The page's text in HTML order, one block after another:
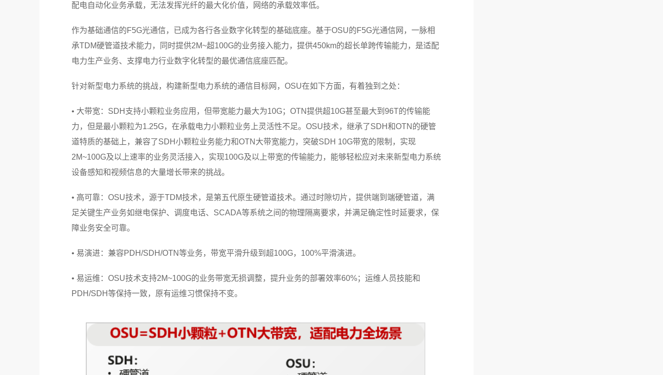
配电自动化业务承载，无法发挥光纤的最大化价值，网络的承载效率低。
作为基础通信的F5G光通信，已成为各行各业数字化转型的基础底座。基于OSU的F5G光通信网，一脉相
承TDM硬管道技术能力，同时提供2M~超100G的业务接入能力，提供450km的超长单跨传输能力，是适配
电力生产业务、支撑电力行业数字化转型的最优通信底座匹配。
针对新型电力系统的挑战，构建新型电力系统的通信目标网，OSU在如下方面，有着独到之处：
• 大带宽：SDH支持小颗粒业务应用，但带宽能力最大为10G；OTN提供超10G甚至最大到96T的传输能
力，但是最小颗粒为1.25G，在承载电力小颗粒业务上灵活性不足。OSU技术，继承了SDH和OTN的硬管
道特质的基础上，兼容了SDH小颗粒业务能力和OTN大带宽能力，突破SDH 10G带宽的限制，实现
2M~100G及以上速率的业务灵活接入，实现100G及以上带宽的传输能力，能够轻松应对未来新型电力系统
设备感知和视频信息的大量增长带来的挑战。
• 高可靠：OSU技术，源于TDM技术，是第五代原生硬管道技术。通过时隙切片，提供端到端硬管道，满
足关键生产业务如继电保护、调度电话、SCADA等系统之间的物理隔离要求，并满足确定性时延要求，保
障业务安全可靠。
• 易演进：兼容PDH/SDH/OTN等业务，带宽平滑升级到超100G，100%平滑演进。
• 易运维：OSU技术支持2M~100G的业务带宽无损调整，提升业务的部署效率60%；运维人员技能和
PDH/SDH等保持一致，原有运维习惯保持不变。